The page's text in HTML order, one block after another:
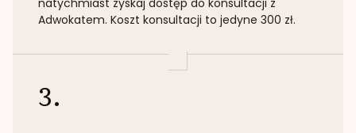
Adwokatem. Koszt konsultacji to jedyne 300 zł.
3.